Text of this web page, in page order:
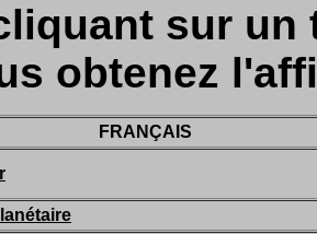
sur un
obtenez
FRANÇAIS